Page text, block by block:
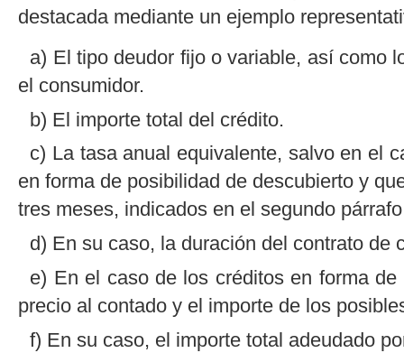
destacada mediante un ejemplo
a) El tipo deudor fijo o variable, así como
el consumidor.
b) El importe total del crédito.
c) La tasa anual equivalente, salvo en el
en forma de posibilidad de descubierto y
tres meses, indicados en el segundo
d) En su caso, la duración del contrato de
e) En el caso de los créditos en forma
precio al contado y el importe de los
f) En su caso, el importe total adeudado